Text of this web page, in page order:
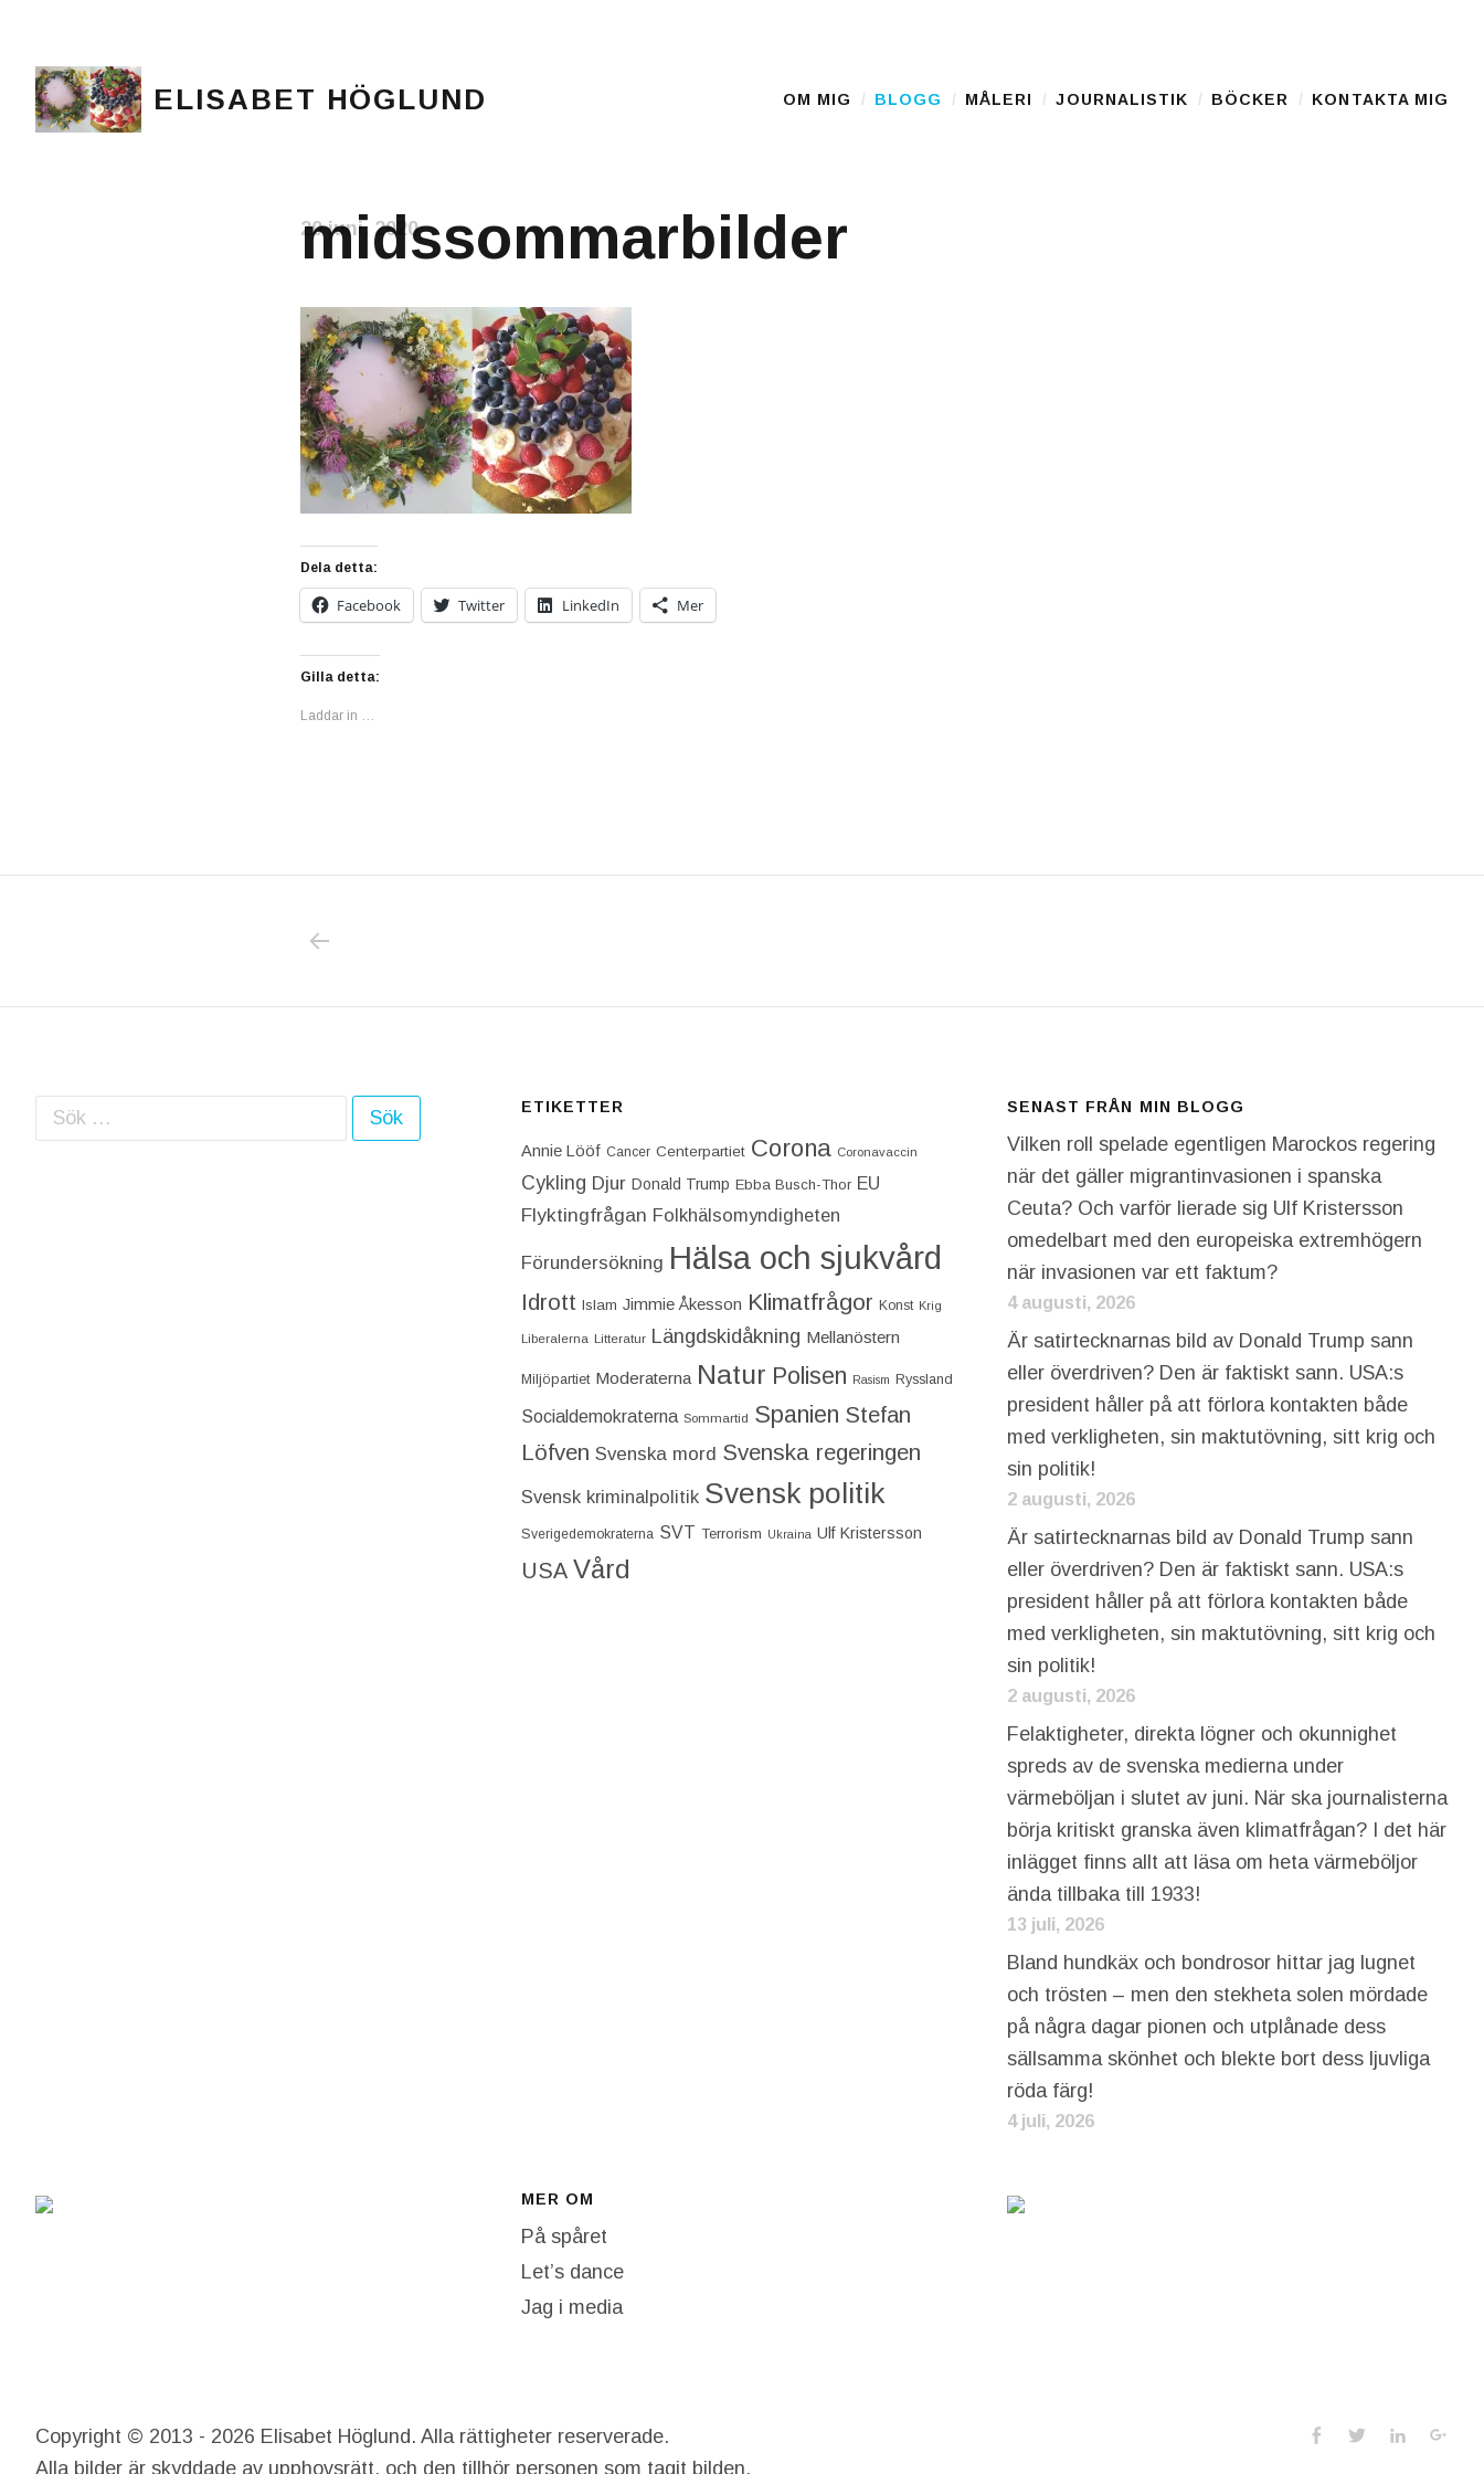
ELISABET HÖGLUND Main Menu
OM MIG BLOGG MÅLERI JOURNALISTIK BÖCKER KONTAKTA MIG
midssommarbilder
20 juni, 2020
Dela detta:
Facebook Twitter LinkedIn Mer
Gilla detta:
Laddar in …
Sök efter: ETIKETTER
Annie Lööf Cancer Centerpartiet‎ Corona Coronavaccin
Cykling Djur Donald Trump Ebba Busch-Thor EU
Flyktingfrågan Folkhälsomyndigheten
Förundersökning Hälsa och sjukvård
Idrott Islam Jimmie Åkesson Klimatfrågor Konst Krig
Liberalerna Litteratur Längdskidåkning Mellanöstern
Miljöpartiet Moderaterna Natur Polisen Rasism Ryssland
Socialdemokraterna Sommartid Spanien Stefan
Löfven Svenska mord Svenska regeringen
Svensk kriminalpolitik Svensk politik
Sverigedemokraterna SVT Terrorism Ukraina Ulf Kristersson
USA Vård
SENAST FRÅN MIN BLOGG
Vilken roll spelade egentligen Marockos regering
när det gäller migrantinvasionen i spanska
Ceuta? Och varför lierade sig Ulf Kristersson
omedelbart med den europeiska extremhögern
när invasionen var ett faktum?
4 augusti, 2026
Är satirtecknarnas bild av Donald Trump sann
eller överdriven? Den är faktiskt sann. USA:s
president håller på att förlora kontakten både
med verkligheten, sin maktutövning, sitt krig och
sin politik!
2 augusti, 2026
Är satirtecknarnas bild av Donald Trump sann
eller överdriven? Den är faktiskt sann. USA:s
president håller på att förlora kontakten både
med verkligheten, sin maktutövning, sitt krig och
sin politik!
2 augusti, 2026
Felaktigheter, direkta lögner och okunnighet
spreds av de svenska medierna under
värmeböljan i slutet av juni. När ska journalisterna
börja kritiskt granska även klimatfrågan? I det här
inlägget finns allt att läsa om heta värmeböljor
ända tillbaka till 1933!
13 juli, 2026
Bland hundkäx och bondrosor hittar jag lugnet
och trösten – men den stekheta solen mördade
på några dagar pionen och utplånade dess
sällsamma skönhet och blekte bort dess ljuvliga
röda färg!
4 juli, 2026
MER OM
På spåret
Let’s dance
Jag i media
Social
Facebook
TwitterLinkedIn
Copyright © 2013 - 2026 Elisabet Höglund. Alla rättigheter reserverade.
Alla bilder är skyddade av upphovsrätt, och den tillhör personen som tagit bilden.